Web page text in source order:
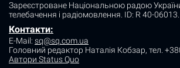
Зареєстроване Національною радою
телебачення і радіомовлення. ID: R 40-06013.
Контакти:
E-Mail: sq@sq.com.ua
Головний редактор Наталія Кобзар, тел.
Автори Status Quo